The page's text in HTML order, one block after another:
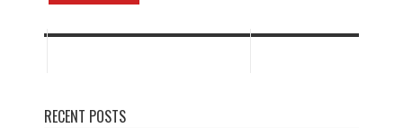
RECENT POSTS